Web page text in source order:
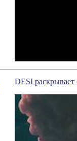
DESI